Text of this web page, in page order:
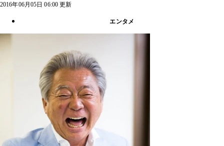
2016年06月05日 06:00 更新
エンタメ